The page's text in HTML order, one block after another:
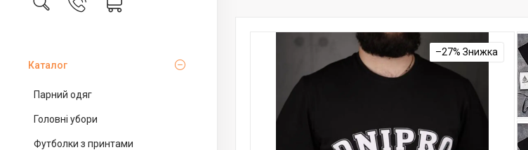
Каталог
Парний одяг
Головні убори
Футболки з принтами
–27%